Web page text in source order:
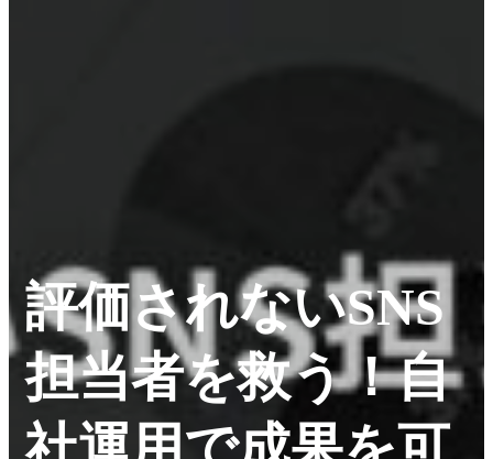
評価されないSNS
担当者を救う！自
社運用で成果を可